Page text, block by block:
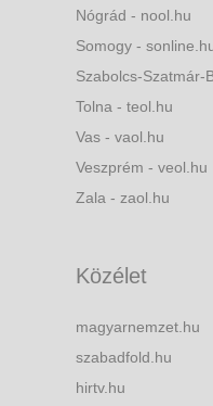
Nógrád - nool.hu
Somogy -
Szabolcs-Szatmár-
Tolna - teol.hu
Vas - vaol.hu
Veszprém - veol.hu
Zala - zaol.hu
Közélet
magyarnemzet.hu
szabadfold.hu
hirtv.hu